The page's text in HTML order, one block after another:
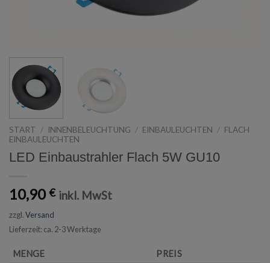
START / INNENBELEUCHTUNG / EINBAULEUCHTEN / FLACH
EINBAULEUCHTEN
LED Einbaustrahler Flach 5W GU10
10,90 € inkl. MwSt
zzgl.Versand
Lieferzeit: ca. 2-3 Werktage
MENGE
PREIS